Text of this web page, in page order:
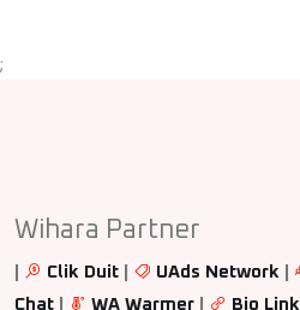
;
Wihara Partner
Clik Duit UAds Network
Chat
WA Warmer Bio Link